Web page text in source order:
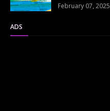
February 07, 2025
ADS